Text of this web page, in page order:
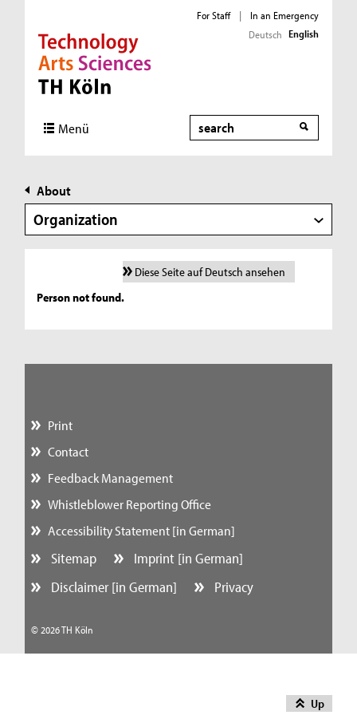
Direkt zur Hauptnavigation
Direkt zur Subnavigation
Direkt zum Inhalt
Direkt zum Fußbereich
For Staff |
In an Emergency
Deutsch English
Menü Search
About
Organization
Diese Seite auf Deutsch ansehen
Person not found.
Up
Print
Contact
Feedback Management
Whistleblower Reporting Office
Accessibility Statement [in German]
Sitemap
Imprint [in German]
Disclaimer [in German]
Privacy
© 2026 TH Köln